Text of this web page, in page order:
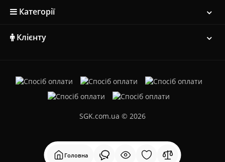
Головна
Категорії
Клієнту
SGK.com.ua © 2026